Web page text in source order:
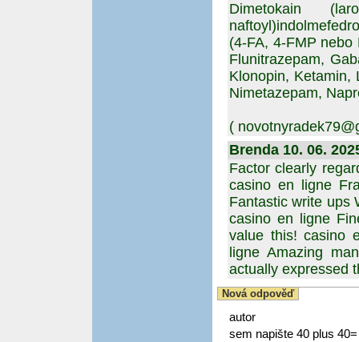
Dimetokain
(4-FA, 4-FMP
Flunitrazepam,
Klonopin, Ketamin,
Nimetazepam,
(
Brenda 10. 06.
Factor clearly
casino en ligne
Fantastic write ups
casino en ligne
value this! casino
ligne Amazing
actually expressed
Nová odpověď
autor
sem napište 40 plus 40=